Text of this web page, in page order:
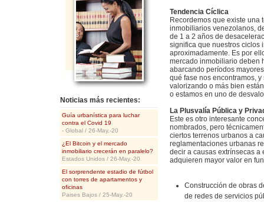
Noticias más recientes:
Guía urbanística para luchar
contra el Covid 19
- Global / 26-May.-20
¿El Bitcoin y el mercado
inmobiliario crecerán en paralelo?
Estados Unidos / 26-May.-20
El sorprendente estadio de fútbol
con torres de apartamentos y
oficinas
Paises Bajos / 25-May.-20
Tendencia Cíclica
Recordemos que existe una
inmobiliarios venezolanos,
de 1 a 2 años de
significa que nuestros ciclos
aproximadamente. Es por
mercado inmobiliario deben
abarcando períodos
qué fase nos encontramos,
valorizando o más bien
o estamos en uno de
La Plusvalía Pública y
Este es otro interesante
nombrados, pero
ciertos terrenos urbanos a
reglamentaciones urbanas
decir a causas extrínsecas a
adquieren mayor valor en
Construcción de obras
de redes de servicios